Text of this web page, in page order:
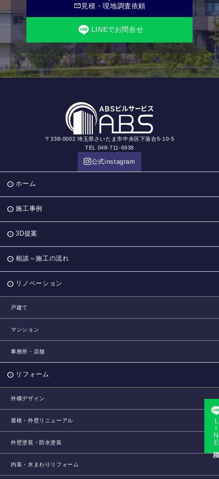
mail 見積・現地調査依頼
LINEでお問合せ
〒338-0002 埼玉県さいたま市中央区下落合5-10-5
TEL 048-711-6938
公式instagram
ホーム
施工事例
3D提案
相談～施工の流れ
リノベーション
戸建て
マンション
事務所・店舗
リフォーム
外構デザイン
屋根・外壁リニューアル
外壁塗装・防水塗装
内装・水まわりリフォーム